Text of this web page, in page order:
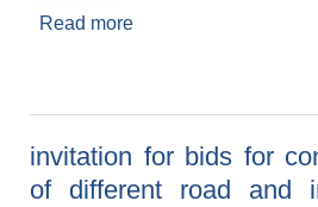
Read more
invitation for bids for
of different road and